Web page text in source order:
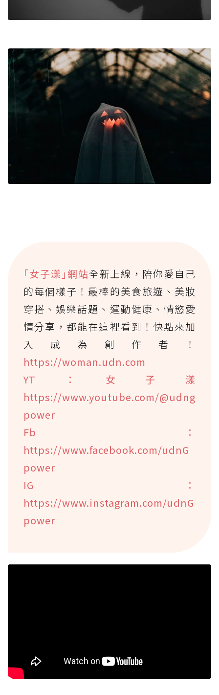
｢女子漾｣網站全新上線，陪你愛自己
的每個樣子！最棒的美食旅遊、美妝
穿搭、娛樂話題、運動健康、情慾愛
情分享，都能在這裡看到！快點來加
入成為創作者！
https://woman.udn.com
YT：女子漾
https://www.youtube.com/@udng
power
Fb：
https://www.facebook.com/udnG
power
IG：
https://www.instagram.com/udnG
power